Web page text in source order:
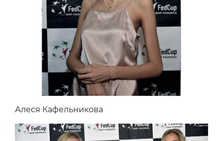
Алеся Кафельникова